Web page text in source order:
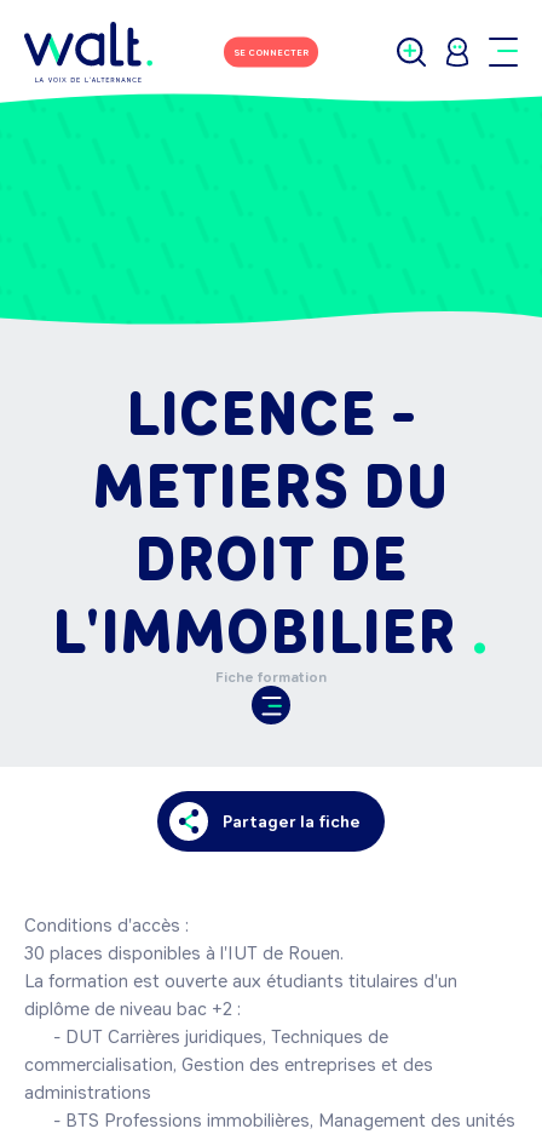
SE CONNECTER
LICENCE -
METIERS DU
DROIT DE
L'IMMOBILIER
Fiche formation
Partager la fiche
Conditions d'accès :
30 places disponibles à l'IUT de Rouen.
La formation est ouverte aux étudiants titulaires d'un
diplôme de niveau bac +2 :
commercialisation, Gestion des entreprises et des
administrations